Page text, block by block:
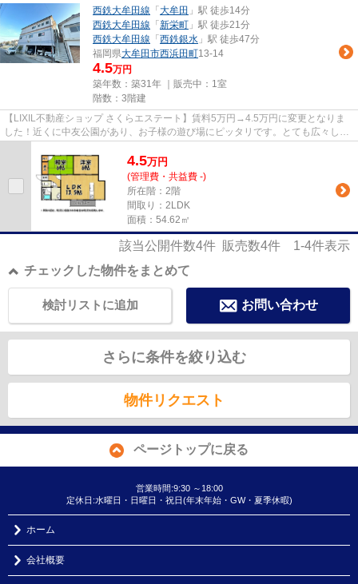
西鉄大牟田線 「 大牟田 」駅 徒歩14分
西鉄大牟田線 「 新栄町 」駅 徒歩21分
西鉄大牟田線 「 西鉄銀水 」駅 徒歩47分
福岡県大牟田市西浜田町13-14
4.5万円
築年数：築31年 ｜販売中： 1室
階数：3階建
【LIXIL不動産ショップ さくらエステート】賃料5万円→4.5万円に変更となりま
した！近くに中友公園があり、お子様の遊び場にピッタリです。とても広々した
4.5万円
(管理費・共益費 -)
所在階：2階
間取り：2LDK
面積：54.62㎡
該当公開件数4件 販売数4件 1-4件表示
チェックした物件をまとめて
お問い合わせ
検討リストに追加
さらに条件を絞り込む
物件リクエスト
ページトップに戻る
営業時間:9:30 ～18:00
定休日:水曜日・日曜日・祝日(年末年始・GW・夏季休暇)
ホーム
会社概要